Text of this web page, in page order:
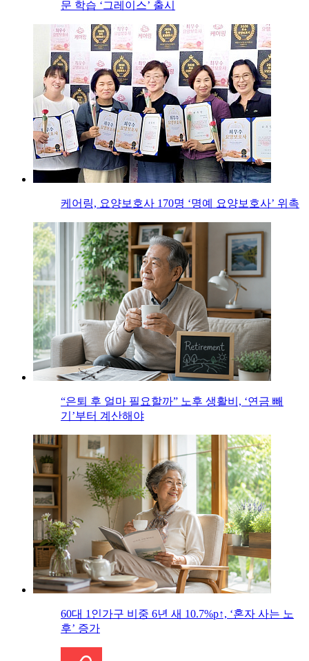
문 학습 ‘그레이스’ 출시
케어링, 요양보호사 170명 ‘명예 요양보호사’ 위촉
“은퇴 후 얼마 필요할까” 노후 생활비, ‘연금 빼
기’부터 계산해야
60대 1인가구 비중 6년 새 10.7%p↑, ‘혼자 사는 노
후’ 증가